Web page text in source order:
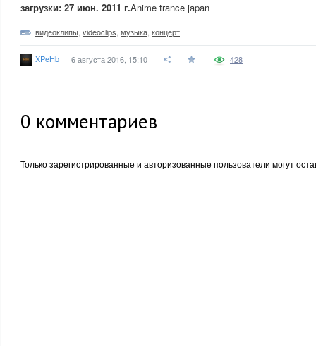
загрузки: 27 июн. 2011 г.Anime trance japan
видеоклипы videoclips музыка концерт
XPeHb 6 августа 2016, 15:10 428
0 комментариев
Только зарегистрированные и авторизованные пользователи могут